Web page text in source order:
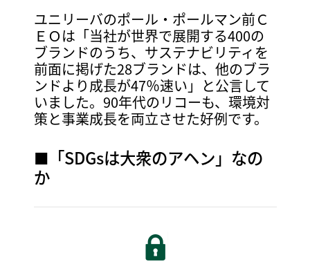
ユニリーバのポール・ポールマン前Ｃ
ＥＯは「当社が世界で展開する400の
ブランドのうち、サステナビリティを
前面に掲げた28ブランドは、他のブラ
ンドより成長が47％速い」と公言して
いました。90年代のリコーも、環境対
策と事業成長を両立させた好例です。
■「SDGsは大衆のアヘン」なの
か